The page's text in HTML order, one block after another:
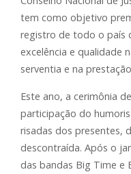
tem como objetivo
registro de todo o país
excelência e qualidade
serventia e na
Este ano, a cerimônia
participação do
risadas dos presentes,
descontraída. Após o
das bandas Big Time e